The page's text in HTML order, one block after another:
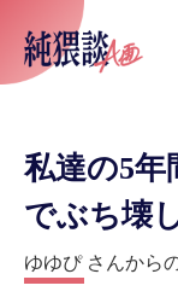
私達の5年
でぶち壊
ゆゆぴ さんから